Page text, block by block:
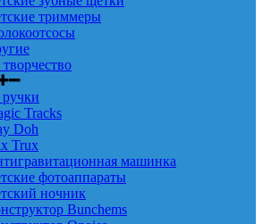
триммеры
ручки
Tracks
Doh
Trux
машинка
фотоаппараты
ночник
Bunchems